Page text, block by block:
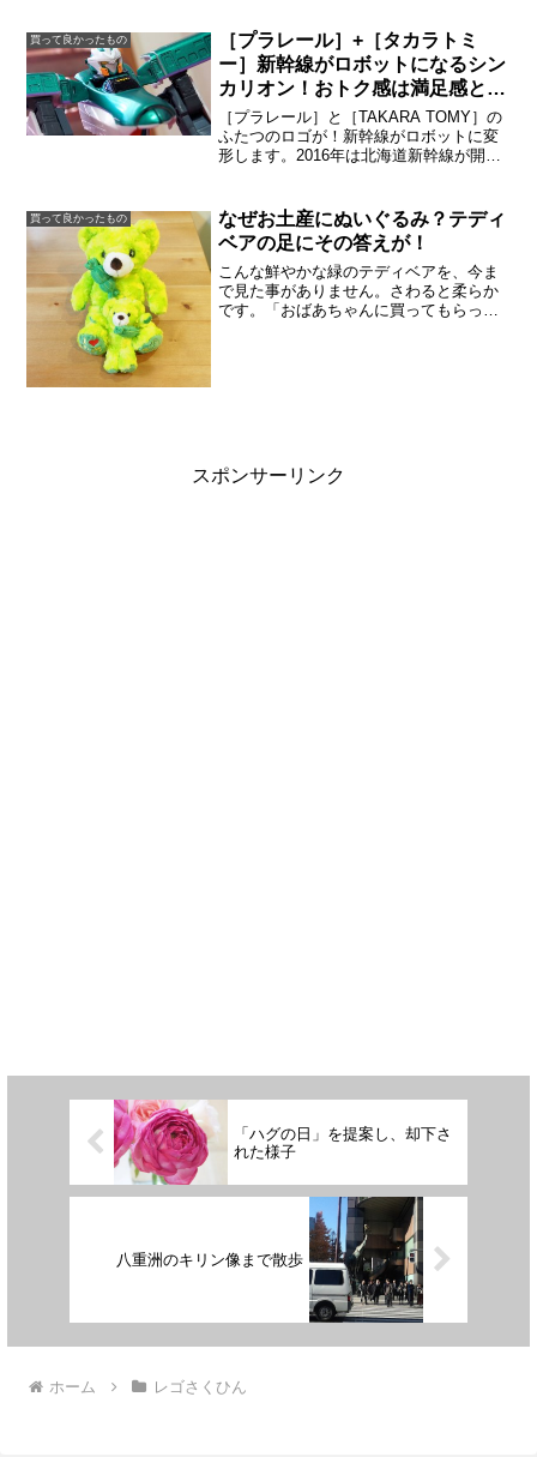
買って良かったもの
［プラレール］+［タカラトミ
ー］新幹線がロボットになるシン
カリオン！おトク感は満足感とな
りえるか？
［プラレール］と［TAKARA TOMY］の
ふたつのロゴが！新幹線がロボットに変
形します。2016年は北海道新幹線が開業
発。E5系を踏襲した「新幹線H5系はやぶ
さ」は、...
買って良かったもの
なぜお土産にぬいぐるみ？テディ
ベアの足にその答えが！
こんな鮮やかな緑のテディベアを、今ま
で見た事がありません。さわると柔らか
です。「おばあちゃんに買ってもらった
スポンサーリンク
「ハグの日」を提案し、却下さ
れた様子
八重洲のキリン像まで散歩
ホーム レゴさくひん